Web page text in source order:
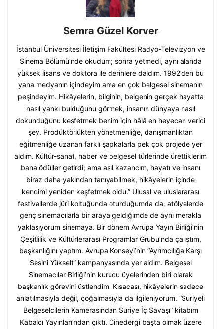
Semra Güzel Korver
İstanbul Üniversitesi İletişim Fakültesi Radyo-Televizyon ve
Sinema Bölümü’nde okudum; sonra yetmedi, aynı alanda
yüksek lisans ve doktora ile derinlere daldım. 1992’den bu
yana medyanın içindeyim ama en çok belgesel sinemanın
peşindeyim. Hikâyelerin, bilginin, belgenin gerçek hayatta
nasıl yankı bulduğunu görmek, insanın dünyaya nasıl
dokunduğunu keşfetmek benim için hâlâ en heyecan verici
şey. Prodüktörlükten yönetmenliğe, danışmanlıktan
eğitmenliğe uzanan farklı şapkalarla pek çok projede yer
aldım. Kültür-sanat, haber ve belgesel türlerinde ürettiklerim
bana ödüller getirdi; ama asıl kazancım, hayatı ve insanı
biraz daha yakından tanıyabilmek, hikâyelerin içinde
kendimi yeniden keşfetmek oldu.” Ulusal ve uluslararası
festivallerde jüri koltuğunda oturduğumda da, atölyelerde
genç sinemacılarla bir araya geldiğimde de aynı merakla
yaklaşıyorum sinemaya. Bir dönem Avrupa Yayın Birliği’nin
Çeşitlilik ve Kültürlerarası Programlar Grubu’nda çalıştım,
başkanlığını yaptım. Avrupa Konseyi’nin “Ayrımcılığa Karşı
Sesini Yükselt” kampanyasında yer aldım. Belgesel
Sinemacılar Birliği’nin kurucu üyelerinden biri olarak
başkanlık görevini üstlendim. Kısacası, hikâyelerin sadece
anlatılmasıyla değil, çoğalmasıyla da ilgileniyorum. “Suriyeli
Belgeselcilerin Kamerasından Suriye İç Savaşı” kitabım
Kabalcı Yayınları’ndan çıktı. Cinedergi başta olmak üzere